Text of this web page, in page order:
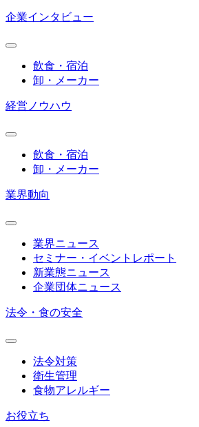
企業インタビュー
飲食・宿泊
卸・メーカー
経営ノウハウ
飲食・宿泊
卸・メーカー
業界動向
業界ニュース
セミナー・イベントレポート
新業態ニュース
企業団体ニュース
法令・食の安全
法令対策
衛生管理
食物アレルギー
お役立ち